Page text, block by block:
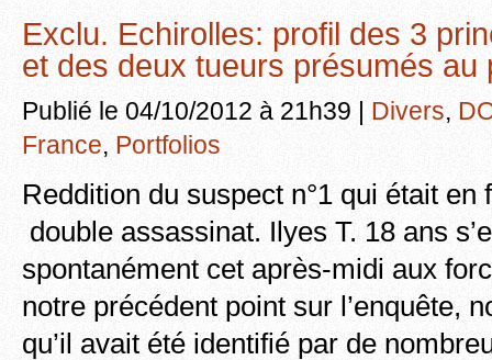
Exclu. Echirolles: profil des 3
et des deux tueurs présumés au
Publié le 04/10/2012 à 21h39 | Divers,
France, Portfolios
Reddition du suspect n°1 qui était en
double assassinat. Ilyes T. 18 ans
spontanément cet après-midi aux
notre précédent point sur l’enquête,
qu’il avait été identifié par de